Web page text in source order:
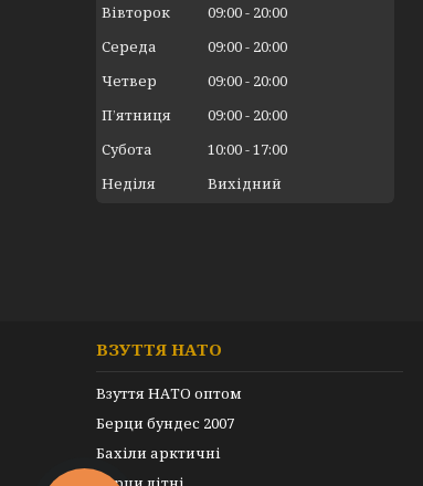
Вівторок
09:00
20:00
Середа
09:00
20:00
Четвер
09:00
20:00
Пʼятниця
09:00
20:00
Субота
10:00 17:00
Неділя
Вихідний
ВЗУТТЯ НАТО
Взуття НАТО оптом
Берци бундес 2007
Бахіли арктичні